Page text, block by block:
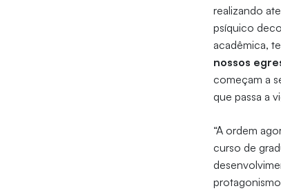
realizando
psíquico
acadêmica,
nossos
começam a
que passa a
“A ordem
curso de